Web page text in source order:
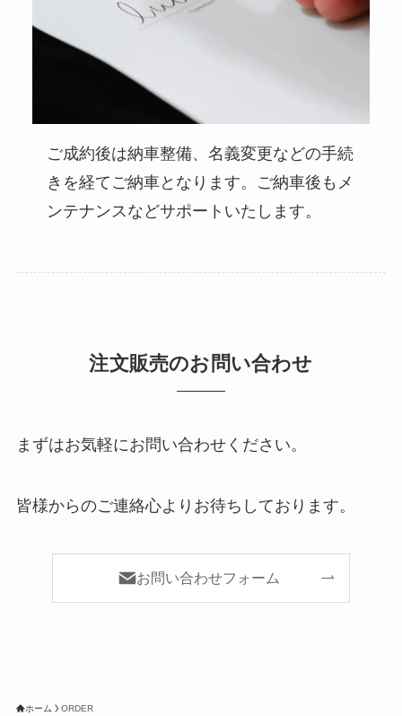
ご成約後は納車整備、名義変更などの手続
きを経てご納車となります。ご納車後もメ
ンテナンスなどサポートいたします。
注文販売のお問い合わせ
まずはお気軽にお問い合わせください。
皆様からのご連絡心よりお待ちしております。
お問い合わせフォーム
ホーム ORDER